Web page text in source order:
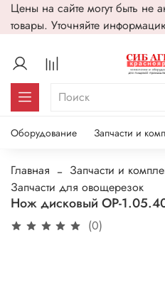
Цены на сайте могут быть не
товары. Уточняйте
Оборудование Запчасти и
Главная Запчасти и
Запчасти для овощерезок
Нож дисковый ОР-
(0)